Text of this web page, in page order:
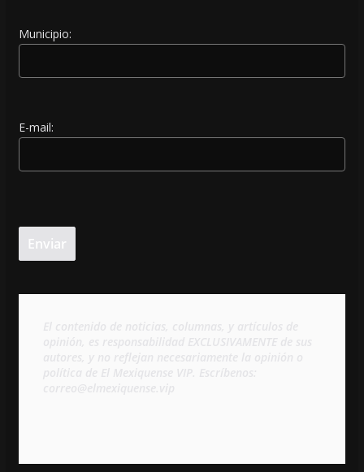
Municipio:
E-mail: